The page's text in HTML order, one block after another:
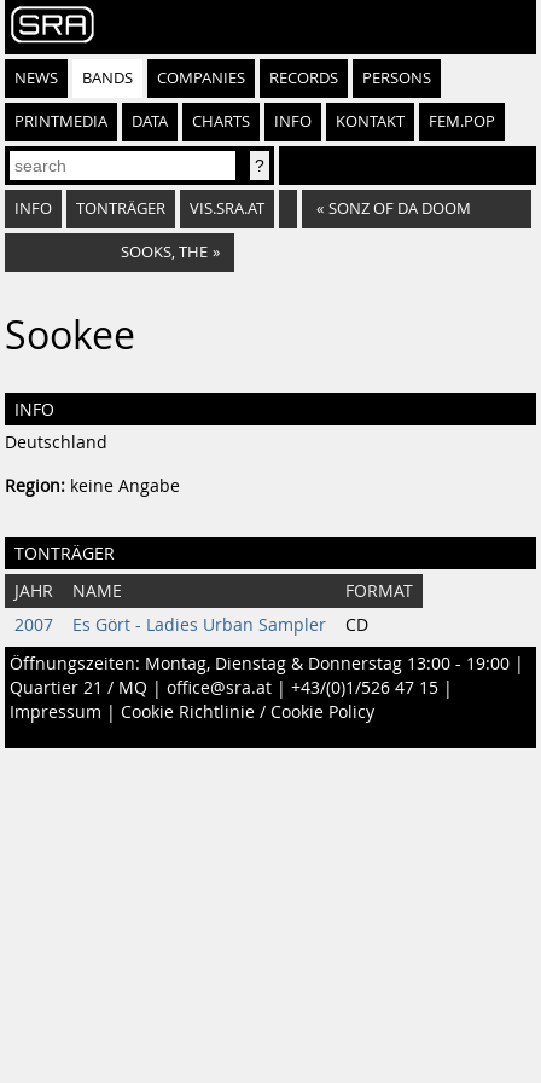
NEWS BANDS COMPANIES RECORDS PERSONS
PRINTMEDIA DATA CHARTS INFO KONTAKT FEM.POP
INFO TONTRÄGER VIS.SRA.AT « SONZ OF DA DOOM
SOOKS, THE »
Sookee
INFO
Deutschland
Region: keine Angabe
TONTRÄGER
JAHR NAME
FORMAT
2007
Es Gört - Ladies Urban Sampler
CD
Öffnungszeiten: Montag, Dienstag & Donnerstag 13:00 - 19:00 |
Quartier 21 / MQ | office@sra.at | +43/(0)1/526 47 15 |
Impressum | Cookie Richtlinie / Cookie Policy